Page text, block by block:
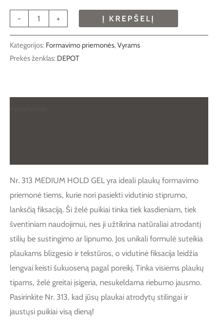
- + Į KREPŠELĮ
Kategorijos: Formavimo priemonės,Vyrams
Prekės ženklas: DEPOT
Nr. 313 MEDIUM HOLD GEL yra ideali plaukų formavimo
priemonė tiems, kurie nori pasiekti vidutinio stiprumo,
lanksčią fiksaciją. Ši želė puikiai tinka tiek kasdieniam, tiek
šventiniam naudojimui, nes ji užtikrina natūraliai atrodantį
stilių be sustingimo ar lipnumo. Jos unikali formulė suteikia
plaukams blizgesio ir tekstūros, o vidutinė fiksacija leidžia
lengvai keisti šukuoseną pagal poreikį. Tinka visiems plaukų
tipams, želė greitai įsigeria, nesukeldama riebumo jausmo.
Pasirinkite Nr. 313, kad jūsų plaukai atrodytų stilingai ir
jaustųsi puikiai visą dieną!